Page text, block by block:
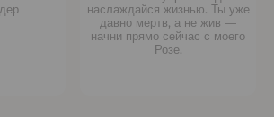
наслаждайся жизнью. Ты уже
давно мертв, а не жив —
начни прямо сейчас с моего
Розе.